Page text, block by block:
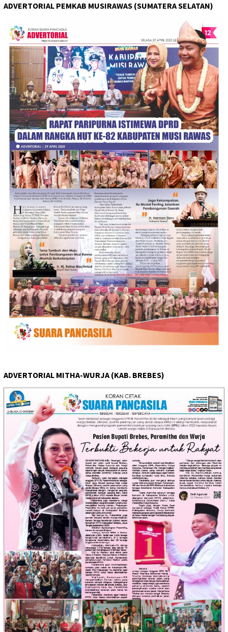
ADVERTORIAL PEMKAB MUSIRAWAS (SUMATERA SELATAN)
ADVERTORIAL MITHA-WURJA (KAB. BREBES)